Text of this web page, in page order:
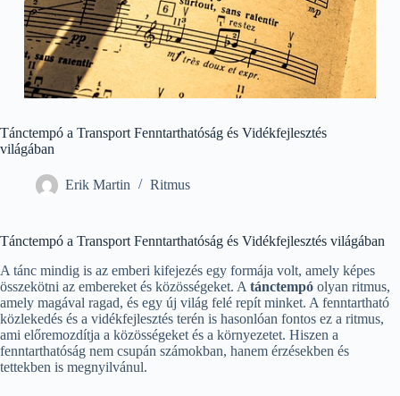
Tánctempó a Transport Fenntarthatóság és Vidékfejlesztés
világában
Erik Martin Ritmus
Tánctempó a Transport Fenntarthatóság és Vidékfejlesztés világában
A tánc mindig is az emberi kifejezés egy formája volt, amely képes
összekötni az embereket és közösségeket. A tánctempó olyan ritmus,
amely magával ragad, és egy új világ felé repít minket. A fenntartható
közlekedés és a vidékfejlesztés terén is hasonlóan fontos ez a ritmus,
ami előremozdítja a közösségeket és a környezetet. Hiszen a
fenntarthatóság nem csupán számokban, hanem érzésekben és
tettekben is megnyilvánul.